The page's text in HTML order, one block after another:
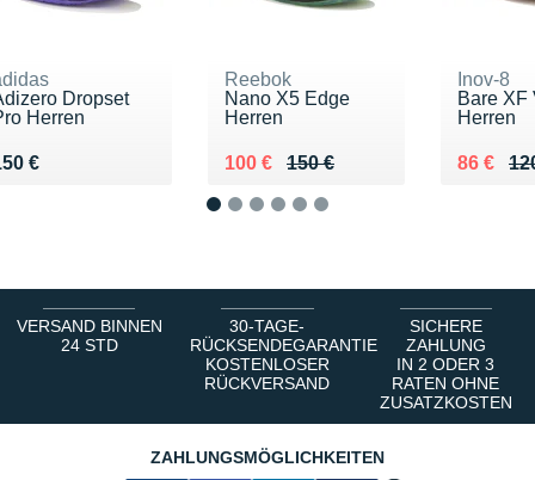
Dropset
Herren
€ 150 €
Reebok
Nano X5 Edge
Herren
150 €
Au lieu de 150 €
100 €
Vendu 100 €
Inov-8
Bare XF
Herren
Au lieu
86 €
Vendu
VERSAND BINNEN
24 STD
30-TAGE-
RÜCKSENDEGARANTIE
KOSTENLOSER
RÜCKVERSAND
SICHERE
ZAHLUNG
IN 2 ODER 3
RATEN OHNE
ZUSATZKOSTEN
ZAHLUNGSMÖGLICHKEITEN